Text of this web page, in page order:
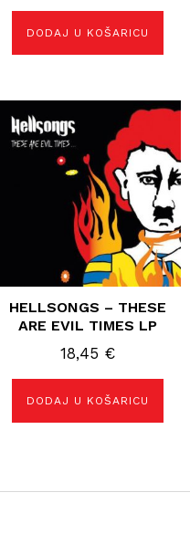
DODAJ U KOŠARICU
HELLSONGS – THESE
ARE EVIL TIMES LP
18,45 €
DODAJ U KOŠARICU